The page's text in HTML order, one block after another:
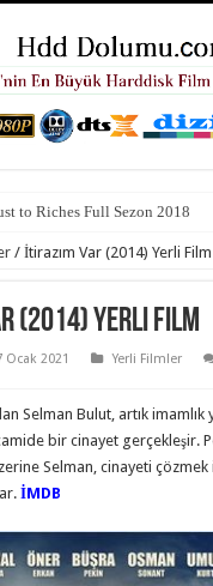
to Riches Full Sezon 2018
/ İtirazım Var (2014) Yerli Film
(2014) Yerli Film
Ocak 2021 Yerli Filmler
Selman Bulut, artık imamlık
bir cinayet gerçekleşir.
Selman, cinayeti çözmek
İMDB